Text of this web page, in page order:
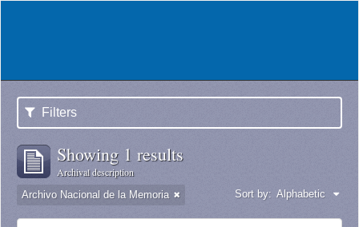
Filters
Showing 1 results
Archival description
Archivo Nacional de la Memoria Sort by: Alphabetic